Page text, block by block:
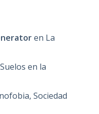
en La
en la
Sociedad